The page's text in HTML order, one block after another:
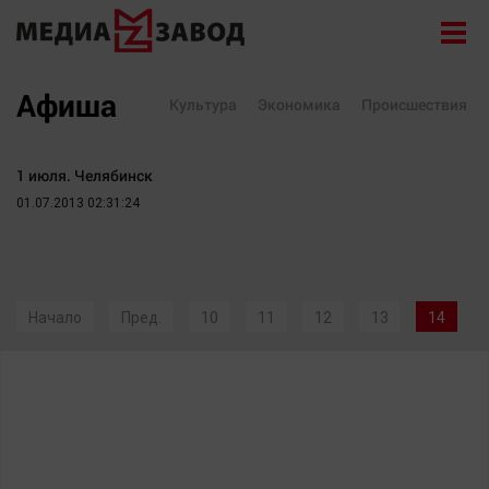
Экономика
Общество
Здоровье
Афиша Культура Экономика Происшествия
1 июля. Челябинск
01.07.2013 02:31:24
Начало Пред. 10 11 12 13 14